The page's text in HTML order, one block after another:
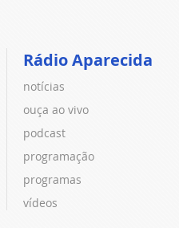
Rádio Aparecida
notícias
ouça ao vivo
podcast
programação
programas
vídeos